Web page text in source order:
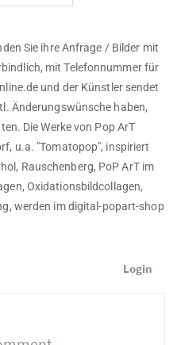
Sie ihre Anfrage / Bilder mit
mit Telefonnummer für
und der Künstler sendet
Änderungswünsche haben,
Die Werke von Pop ArT
u.a. "Tomatopop", inspiriert
Rauschenberg, PoP ArT im
Oxidationsbildcollagen,
werden im digital-popart-shop
Login